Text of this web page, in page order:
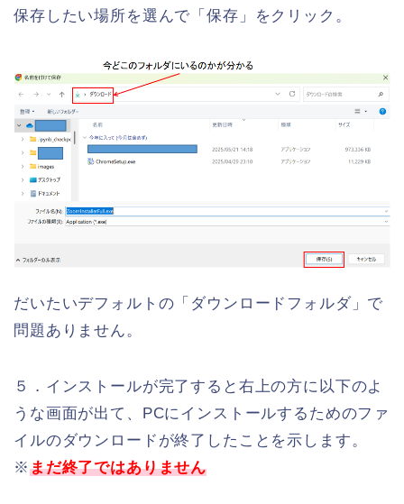
保存したい場所を選んで「保存」をクリック。
だいたいデフォルトの「ダウンロードフォルダ」で
問題ありません。
５．インストールが完了すると右上の方に以下のよ
うな画面が出て、PCにインストールするためのファ
イルのダウンロードが終了したことを示します。
※まだ終了ではありません